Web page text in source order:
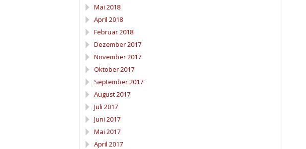
Mai 2018
April 2018
Februar 2018
Dezember 2017
November 2017
Oktober 2017
September 2017
August 2017
Juli 2017
Juni 2017
Mai 2017
April 2017